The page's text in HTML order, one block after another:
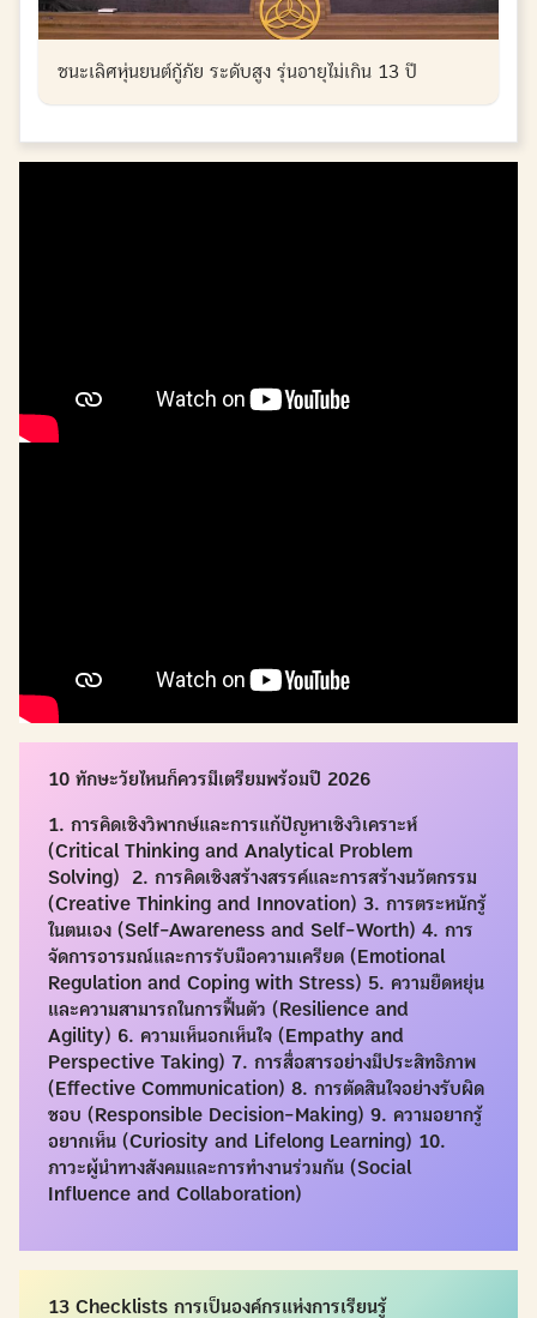
ชนะเลิศหุ่นยนต์กู้ภัย ระดับสูง รุ่นอายุไม่เกิน 13 ปี
10 ทักษะวัยไหนก็ควรมีเตรียมพร้อมปี 2026
1. การคิดเชิงวิพากษ์และการแก้ปัญหาเชิงวิเคราะห์
(Critical Thinking and Analytical Problem
Solving)
2. การคิดเชิงสร้างสรรค์และการสร้างนวัตกรรม
(Creative Thinking and Innovation) 3. การตระหนักรู้
ในตนเอง (Self-Awareness and Self-Worth) 4. การ
จัดการอารมณ์และการรับมือความเครียด (Emotional
Regulation and Coping with Stress) 5. ความยืดหยุ่น
และความสามารถในการฟื้นตัว (Resilience and
Agility) 6. ความเห็นอกเห็นใจ (Empathy and
Perspective Taking) 7. การสื่อสารอย่างมีประสิทธิภาพ
(Effective Communication) 8. การตัดสินใจอย่างรับผิด
ชอบ (Responsible Decision-Making) 9. ความอยากรู้
อยากเห็น (Curiosity and Lifelong Learning) 10.
ภาวะผู้นำทางสังคมและการทำงานร่วมกัน (Social
Influence and Collaboration)
13 Checklists การเป็นองค์กรแห่งการเรียนรู้